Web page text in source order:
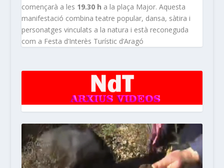
començarà a les 19.30 h a la plaça Major. Aquesta
manifestació combina teatre popular, dansa, sàtira i
personatges vinculats a la natura i està reconeguda
com a Festa d’Interès Turístic d’Aragó